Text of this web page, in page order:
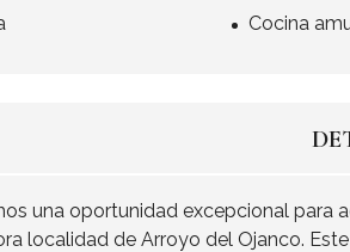
Cocina
una oportunidad excepcional para
localidad de Arroyo del Ojanco.